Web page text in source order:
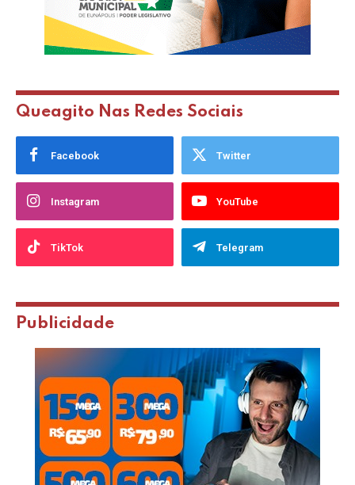
Queagito Nas Redes Sociais
Facebook Twitter
Instagram YouTube
TikTok Telegram
Publicidade